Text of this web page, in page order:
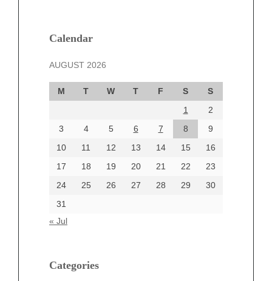
Calendar
AUGUST 2026
M T W T F S
S
1
2
3
4 5 6 7 8
9
10
11 12 13 14 15
16
17
18 19 20 21 22
23
24
25 26 27 28 29
30
31
« Jul
Categories
December 2024
October 2024
September 2024
August 2024
June 2024
Categories
beauty